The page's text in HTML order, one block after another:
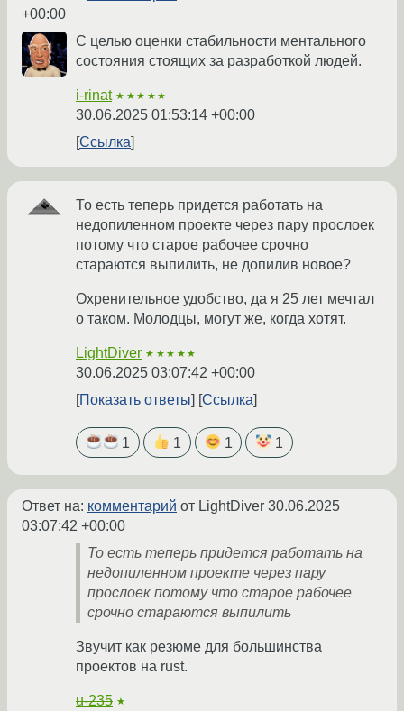
+00:00
С целью оценки стабильности ментального
состояния стоящих за разработкой людей.
i-rinat ★★★★★
30.06.2025 01:53:14 +00:00
Ссылка
То есть теперь придется работать на
недопиленном проекте через пару прослоек
потому что старое рабочее срочно
стараются выпилить, не допилив новое?
Охренительное удобство, да я 25 лет мечтал
о таком. Молодцы, могут же, когда хотят.
LightDiver ★★★★★
30.06.2025 03:07:42 +00:00
Показать ответы
Ссылка
1 1 1 1
Ответ на: комментарий от LightDiver 30.06.2025
03:07:42 +00:00
То есть теперь придется работать на
недопиленном проекте через пару
прослоек потому что старое рабочее
срочно стараются выпилить
Звучит как резюме для большинства
проектов на rust.
u-235 ★